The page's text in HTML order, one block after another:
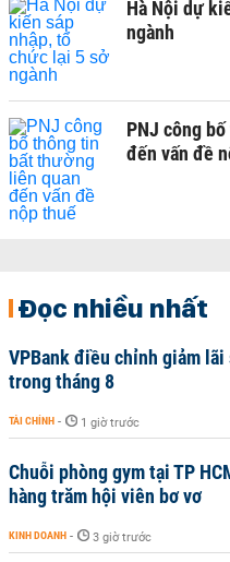
Hà Nội dự
ngành
PNJ công
đến vấn đề
Đọc nhiều nhất
VPBank điều chỉnh giảm
trong tháng 8
TÀI CHÍNH - 1 giờ trước
Chuỗi phòng gym tại TP
hàng trăm hội viên bơ vơ
KINH DOANH - 3 giờ trước